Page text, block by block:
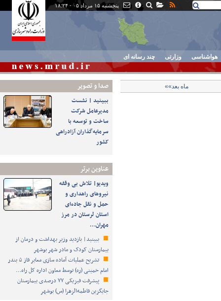
پنجشنبه ۱۵ مرداد ۰۵ - ۱۸:۲۴
هواشناسی وزارتی چند رسانه ای
صدا و تصوير
ببینید | نشست
مدیرعامل شرکت
ساخت و توسعه با
سرمایه‌گذاران آزادراهی
کشور
عناوین برتر
ویدیو| تلاش بی وقفه
نیروهای راهداری و
حمل و نقل جاده‌ای
استان لرستان در مرز
مهران…
ببینید| بازدید وزیر بهداشت و درمان از
بیمارستان کودک و مادر شهر بوشهر
تشریح عملیات آماده سازی معابر فاز ۵ بندر
امام خمینی (ره) توسط معاون اداره کل راه…
پیشرفت فیزیکی ۷۷ درصدی بیمارستان
جایگزین فاطمه‌الزهرا (س) بوشهر
ماه بعد»»